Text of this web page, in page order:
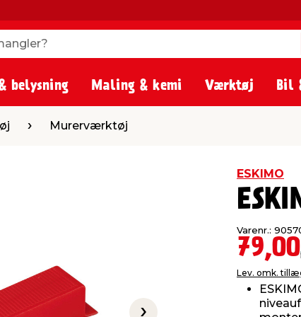
belysning Maling & kemi Værktøj Bil
Murerværktøj
ESKIMO
Varenr.:
79,00
Lev. omk.